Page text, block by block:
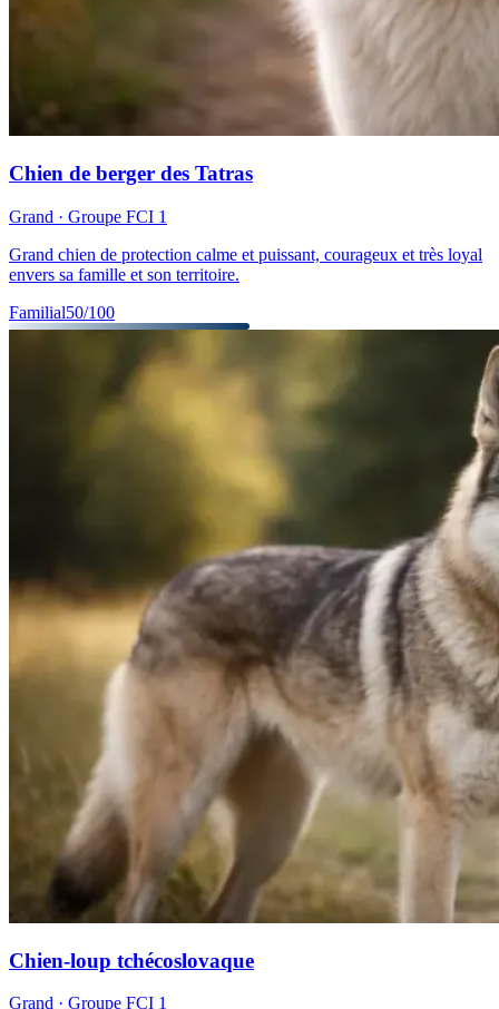
Chien de berger des Tatras
Grand · Groupe FCI 1
Grand chien de protection calme et puissant, courageux et très loyal
envers sa famille et son territoire.
Familial50/100
Chien-loup tchécoslovaque
Grand · Groupe FCI 1